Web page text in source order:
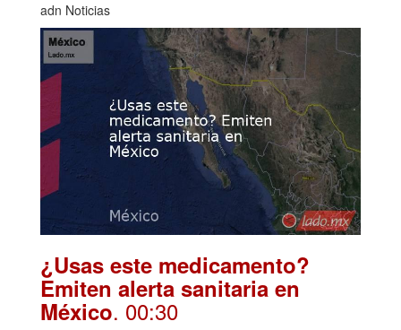
adn Noticias
¿Usas este medicamento?
Emiten alerta sanitaria en
México. 00:30